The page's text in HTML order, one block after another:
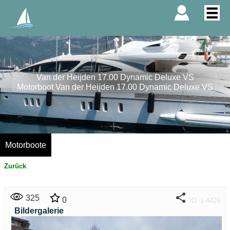
Van der Heijden 17.00 Dynamic Deluxe VS
Motorboot Van der Heijden 17.00 Dynamic Deluxe VS
Motorboote
Zurück
325 0 ID: 1-4426
Bildergalerie